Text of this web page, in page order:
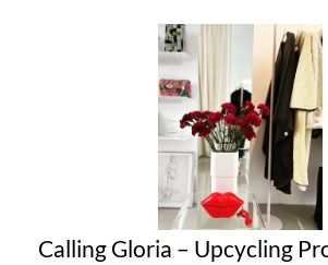
Calling Gloria – Upcycling